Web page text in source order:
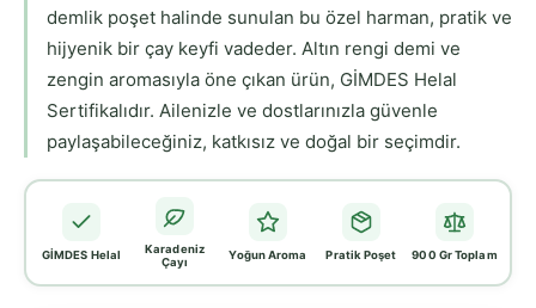
demlik poşet halinde sunulan bu özel harman, pratik ve
hijyenik bir çay keyfi vadeder. Altın rengi demi ve
zengin aromasıyla öne çıkan ürün, GİMDES Helal
Sertifikalıdır. Ailenizle ve dostlarınızla güvenle
paylaşabileceğiniz, katkısız ve doğal bir seçimdir.
GİMDES Helal
Karadeniz
Çayı
Yoğun Aroma Pratik Poşet 900 Gr Toplam